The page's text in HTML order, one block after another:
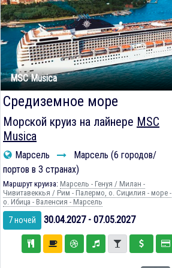
MSC Musica
Средиземное море
Морской круиз на лайнере MSC
Musica
Марсель
Марсель (6 городов/
портов в 3 странах)
Маршрут круиза: Марсель - Генуя / Милан -
Чивитавеккья / Рим - Палермо, о. Сицилия - море -
о. Ибица - Валенсия - Марсель
7 ночей 30.04.2027 - 07.05.2027